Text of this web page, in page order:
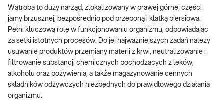
Wątroba to duży narząd, zlokalizowany w prawej górnej części
jamy brzusznej, bezpośrednio pod przeponą i klatką piersiową.
Pełni kluczową rolę w funkcjonowaniu organizmu, odpowiadając
za setki istotnych procesów. Do jej najważniejszych zadań należy
usuwanie produktów przemiany materii z krwi, neutralizowanie i
filtrowanie substancji chemicznych pochodzących z leków,
alkoholu oraz pożywienia, a także magazynowanie cennych
składników odżywczych niezbędnych do prawidłowego działania
organizmu.